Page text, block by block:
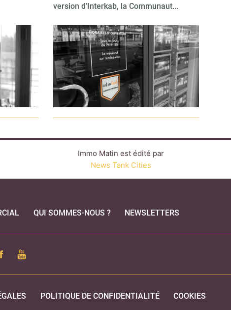
version d’Interkab, la Communaut...
Immo Matin est édité par
News Tank Cities
QUI SOMMES-NOUS ? NEWSLETTERS
FACEBOOK
YOUTUBE
POLITIQUE DE CONFIDENTIALITÉ COOKIES